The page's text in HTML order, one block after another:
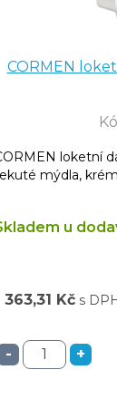
CORMEN
loketní
mýdla,
u
363,31 Kč s
- +